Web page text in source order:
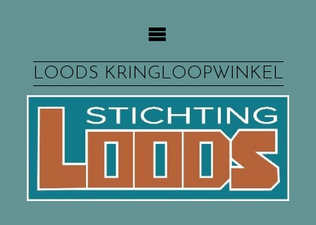
LOODS KRINGLOOPWINKEL